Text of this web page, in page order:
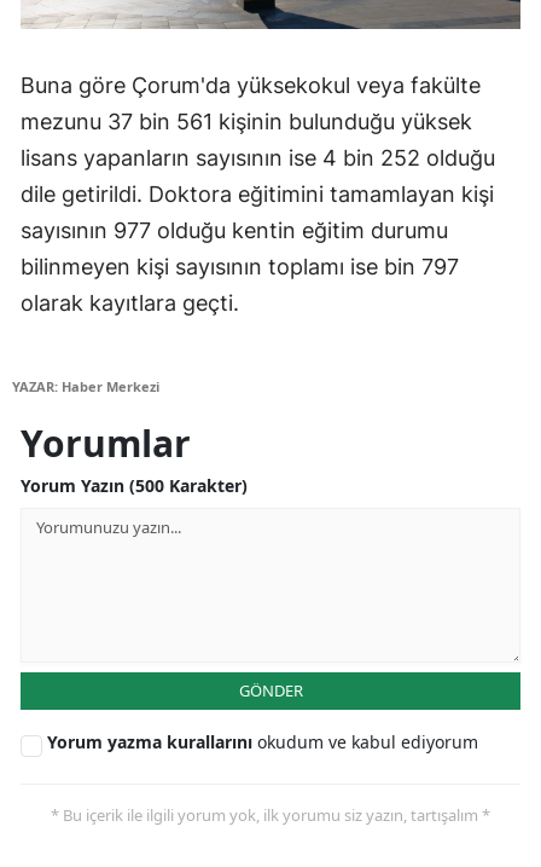
Buna göre Çorum'da yüksekokul veya fakülte
mezunu 37 bin 561 kişinin bulunduğu yüksek
lisans yapanların sayısının ise 4 bin 252 olduğu
dile getirildi. Doktora eğitimini tamamlayan kişi
sayısının 977 olduğu kentin eğitim durumu
bilinmeyen kişi sayısının toplamı ise bin 797
olarak kayıtlara geçti.
YAZAR: Haber Merkezi
Yorumlar
Yorum Yazın (500 Karakter)
GÖNDER
Yorum yazma kurallarını okudum ve kabul ediyorum
* Bu içerik ile ilgili yorum yok, ilk yorumu siz yazın, tartışalım *